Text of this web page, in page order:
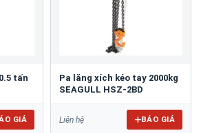
tấn
GIÁ
Pa lăng xích kéo tay 2000kg
SEAGULL HSZ-2BD
Liên hệ BÁO GIÁ